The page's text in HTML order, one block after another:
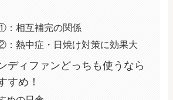
：相互補完の関係
：熱中症・日焼け対策に効果大
ディファンどっちも使うなら
すめ！